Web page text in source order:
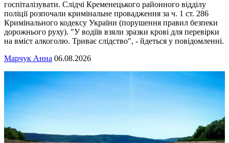
госпіталізувати. Слідчі Кременецького районного відділу
поліції розпочали кримінальне провадження за ч. 1 ст. 286
Кримінального кодексу України (порушення правил безпеки
дорожнього руху). "У водіїв взяли зразки крові для перевірки
на вміст алкоголю. Триває слідство", - йдеться у повідомленні.
Марчук Анна 06.08.2026